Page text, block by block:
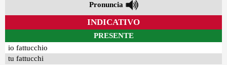
Pronuncia
INDICATIVO
PRESENTE
io fattucchio
tu fattucchi